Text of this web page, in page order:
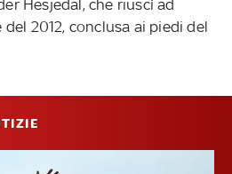
Hesjedal, che riuscì ad
2012, conclusa ai piedi del